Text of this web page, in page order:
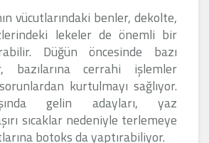
vücutlarındaki benler, dekolte,
lekeler de önemli bir
Düğün öncesinde bazı
bazılarına cerrahi işlemler
kurtulmayı sağlıyor.
gelin adayları, yaz
sıcaklar nedeniyle terlemeye
botoks da yaptırabiliyor.